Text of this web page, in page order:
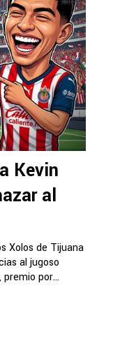
Kevin
al
Xolos de Tijuana
al jugoso
por...